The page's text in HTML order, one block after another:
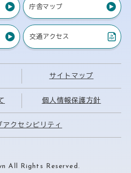
庁舎マップ
交通アクセス
（PDF）
サイトマップ
個人情報保護方針
アクセシビリティ
All Rights Reserved.